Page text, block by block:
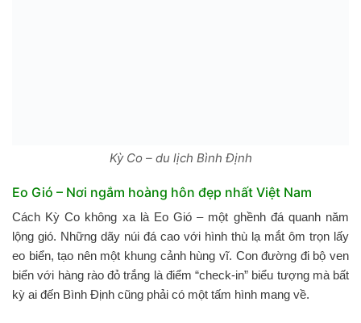
Kỳ Co – du lịch Bình Định
Eo Gió – Nơi ngắm hoàng hôn đẹp nhất Việt Nam
Cách Kỳ Co không xa là Eo Gió – một ghềnh đá quanh năm
lộng gió. Những dãy núi đá cao với hình thù lạ mắt ôm trọn lấy
eo biển, tạo nên một khung cảnh hùng vĩ. Con đường đi bộ ven
biển với hàng rào đỏ trắng là điểm “check-in” biểu tượng mà bất
kỳ ai đến Bình Định cũng phải có một tấm hình mang về.